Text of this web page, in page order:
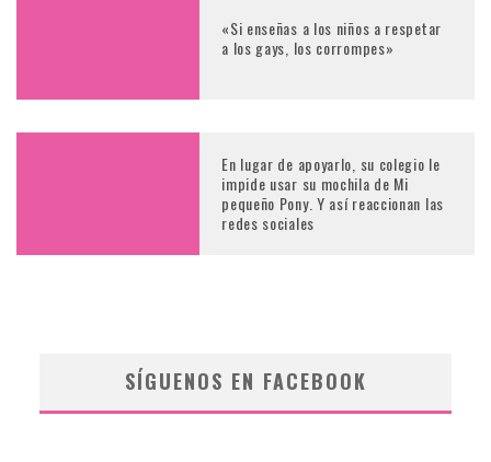
«Si enseñas a los niños a respetar
a los gays, los corrompes»
En lugar de apoyarlo, su colegio le
impide usar su mochila de Mi
pequeño Pony. Y así reaccionan las
redes sociales
SÍGUENOS EN FACEBOOK